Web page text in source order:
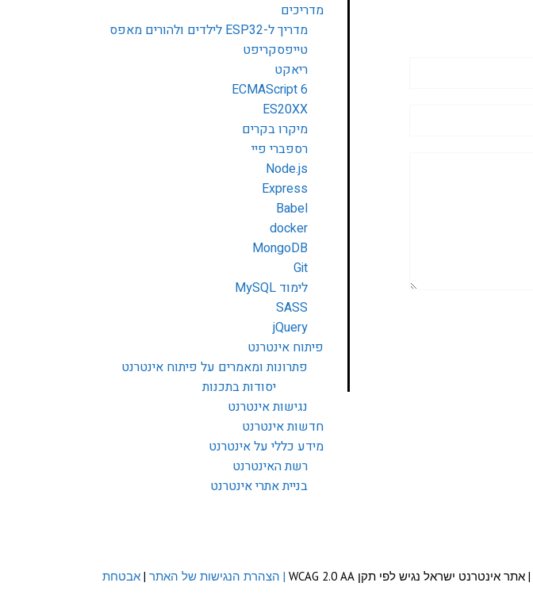
מדריכים
מדריך ל-ESP32 לילדים ולהורים מאפס
טייפסקריפט
ריאקט
ECMAScript 6
ES20XX
מיקרו בקרים
רספברי פיי
Node.js
Express
Babel
docker
MongoDB
Git
לימוד MySQL
SASS
jQuery
פיתוח אינטרנט
פתרונות ומאמרים על פיתוח אינטרנט
יסודות בתכנות
נגישות אינטרנט
חדשות אינטרנט
מידע כללי על אינטרנט
רשת האינטרנט
בניית אתרי אינטרנט
| אתר אינטרנט ישראל נגיש לפי תקן WCAG 2.0 AA | הצהרת הנגישות של האתר | אבטחת